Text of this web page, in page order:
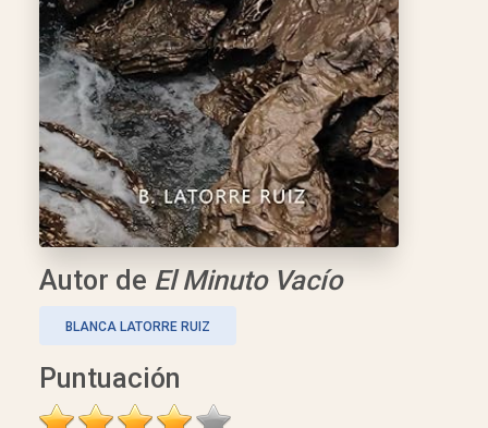
Autor de El Minuto Vacío
BLANCA LATORRE RUIZ
Puntuación